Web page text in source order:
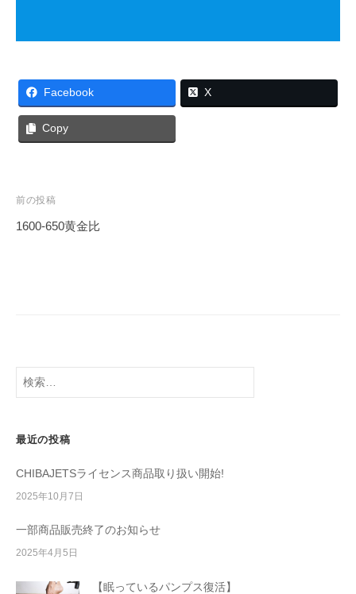
Facebook X
Copy
前の投稿
1600-650黄金比
最近の投稿
CHIBAJETSライセンス商品取り扱い開始!
2025年10月7日
一部商品販売終了のお知らせ
2025年4月5日
【眠っているパンプス復活】